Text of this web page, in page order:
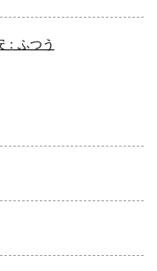
：ふつう